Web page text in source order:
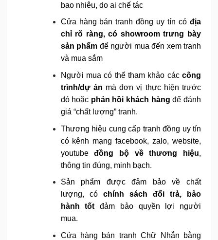
bao nhiêu, do ai chế tác
Cửa hàng bán tranh đồng uy tín có địa
chỉ rõ ràng, có showroom trưng bày
sản phẩm để người mua đến xem tranh
và mua sắm
Người mua có thể tham khảo các công
trình/dự án mà đơn vị thực hiện trước
đó hoặc phản hồi khách hàng để đánh
giá “chất lượng” tranh.
Thương hiệu cung cấp tranh đồng uy tín
có kênh mạng facebook, zalo, website,
youtubeđồng bộ về thương hiệu,
thông tin đúng, minh bạch.
Sản phẩm được đảm bảo về chất
lượng, có chính sách đổi trả, bảo
hành tốtđảm bảo quyền lợi người
mua.
Cửa hàng bán tranh Chữ Nhẫn bằng